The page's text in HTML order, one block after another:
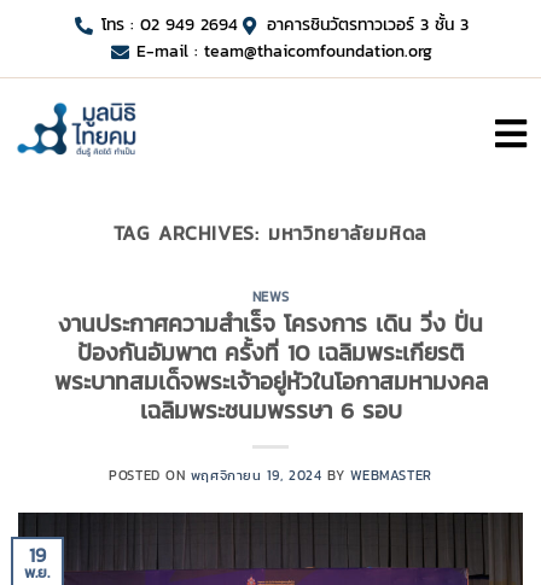
โทร : 02 949 2694
อาคารชินวัตรทาวเวอร์ 3 ชั้น 3
E-mail :team@thaicomfoundation.org
TAG ARCHIVES: มหาวิทยาลัยมหิดล
NEWS
งานประกาศความสำเร็จ โครงการ เดิน วิ่ง ปั่น
ป้องกันอัมพาต ครั้งที่ 10 เฉลิมพระเกียรติ
พระบาทสมเด็จพระเจ้าอยู่หัวในโอกาสมหามงคล
เฉลิมพระชนมพรรษา 6 รอบ
POSTED ON พฤศจิกายน 19, 2024 BY WEBMASTER
19
พ.ย.